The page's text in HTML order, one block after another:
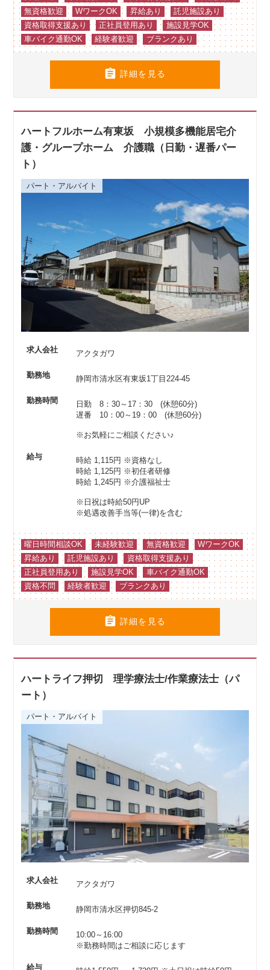
無資格歓迎
WワークOK 昇給あり
託児施設あり
資格取得支援あり
正社員登用あり
施設見学OK
車バイク通勤OK
経験者歓迎 ブランクあり
 詳細を見る
ハートフルホーム有東坂 小規模多機能居宅介
護・グループホーム 介護職（日勤・遅番パー
ト）
パート・アルバイト
求人会社 アクタガワ
勤務地 静岡市清水区有東坂1丁目224-45
勤務時間
日勤 8：30～17：30 (休憩60分)
遅番 10：00～19：00 (休憩60分)
※お気軽にご相談ください♪
給与 時給 1,115円 ※資格なし
時給 1,125円 ※初任者研修
時給 1,245円 ※介護福祉士
※日祝は時給50円UP
※処遇改善手当等(一律)を含む
曜日時間相談OK 未経験歓迎 無資格歓迎
WワークOK
昇給あり
託児施設あり
資格取得支援あり
正社員登用あり
施設見学OK
車バイク通勤OK
資格不問
経験者歓迎 ブランクあり
 詳細を見る
ハートライフ押切 理学療法士/作業療法士（パ
ート）
パート・アルバイト
求人会社 アクタガワ
勤務地 静岡市清水区押切845-2
勤務時間
10:00～16:00
※勤務時間はご相談に応じます
給与